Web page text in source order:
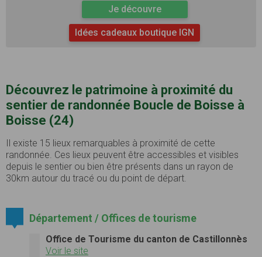
Je découvre
Idées cadeaux boutique IGN
Découvrez le patrimoine à proximité du
sentier de randonnée Boucle de Boisse à
Boisse (24)
Il existe 15 lieux remarquables à proximité de cette
randonnée. Ces lieux peuvent être accessibles et visibles
depuis le sentier ou bien être présents dans un rayon de
30km autour du tracé ou du point de départ.
Département / Offices de tourisme
Office de Tourisme du canton de Castillonnès
Voir le site